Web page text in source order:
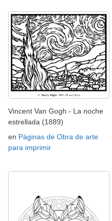
Vincent Van Gogh - La noche
estrellada (1889)
en Páginas de Obra de arte
para imprimir